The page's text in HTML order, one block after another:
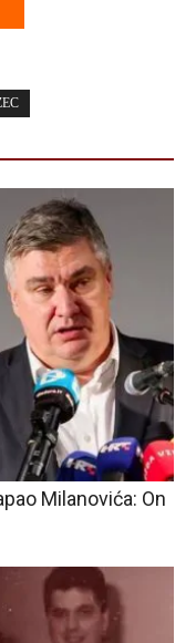
Milanovića: On